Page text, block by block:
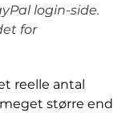
login-side.
for
reelle antal
større end